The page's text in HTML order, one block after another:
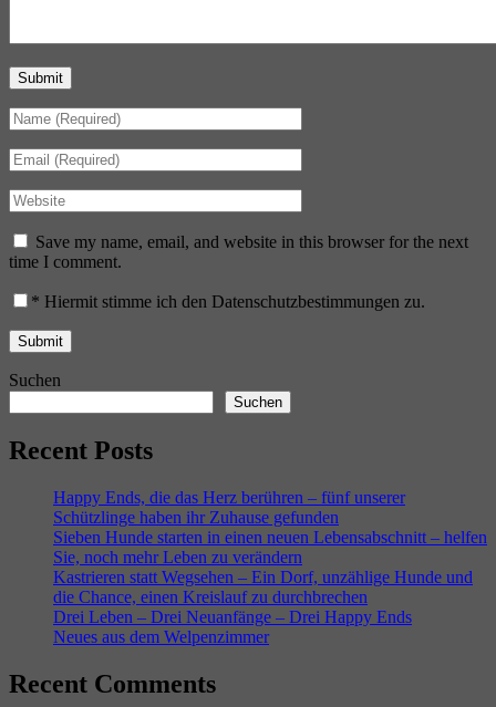
Submit
Save my name, email, and website in this browser for the next
time I comment.
* Hiermit stimme ich den Datenschutzbestimmungen zu.
Suchen
Suchen
Recent Posts
Happy Ends, die das Herz berühren – fünf unserer
Schützlinge haben ihr Zuhause gefunden
Sieben Hunde starten in einen neuen Lebensabschnitt – helfen
Sie, noch mehr Leben zu verändern
Kastrieren statt Wegsehen – Ein Dorf, unzählige Hunde und
die Chance, einen Kreislauf zu durchbrechen
Drei Leben – Drei Neuanfänge – Drei Happy Ends
Neues aus dem Welpenzimmer
Recent Comments